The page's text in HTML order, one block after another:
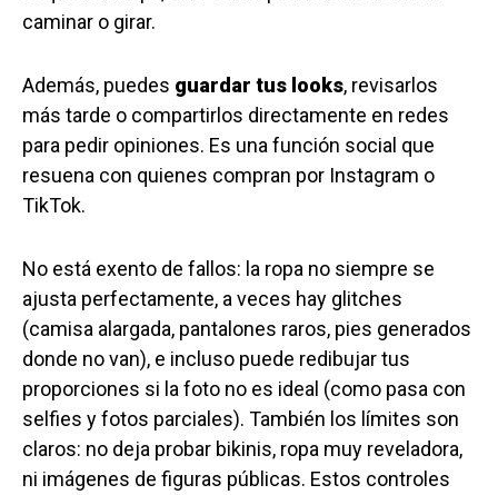
caminar o girar.
Además, puedes guardar tus looks, revisarlos
más tarde o compartirlos directamente en redes
para pedir opiniones. Es una función social que
resuena con quienes compran por Instagram o
TikTok.
No está exento de fallos: la ropa no siempre se
ajusta perfectamente, a veces hay glitches
(camisa alargada, pantalones raros, pies generados
donde no van), e incluso puede redibujar tus
proporciones si la foto no es ideal (como pasa con
selfies y fotos parciales). También los límites son
claros: no deja probar bikinis, ropa muy reveladora,
ni imágenes de figuras públicas. Estos controles